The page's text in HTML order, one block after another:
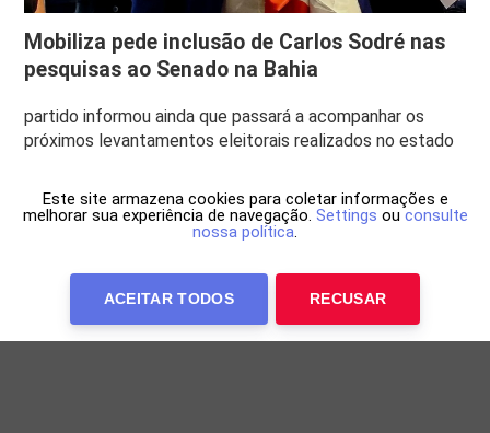
Mobiliza pede inclusão de Carlos Sodré nas
pesquisas ao Senado na Bahia
partido informou ainda que passará a acompanhar os
próximos levantamentos eleitorais realizados no estado
Este site armazena cookies para coletar informações e
melhorar sua experiência de navegação. Settings ou consulte
nossa política.
ACEITAR TODOS RECUSAR